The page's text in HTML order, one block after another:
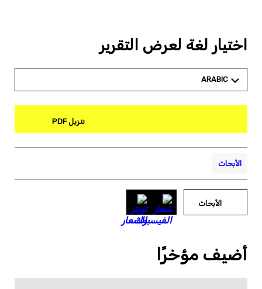
اختيار لغة لعرض التقرير
ARABIC
تنزيل PDF
الأبحاث
الأبحاث
أضيف مؤخرًا